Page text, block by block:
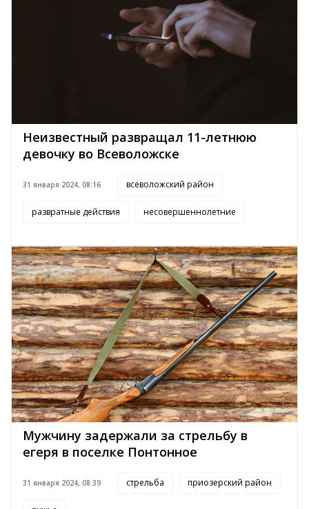
Неизвестный развращал 11-летнюю
девочку во Всеволожске
31 января 2024, 08:16 всеволожский район
развратные действия несовершеннолетние
Мужчину задержали за стрельбу в
егеря в поселке Понтонное
31 января 2024, 08:39 стрельба приозерский район